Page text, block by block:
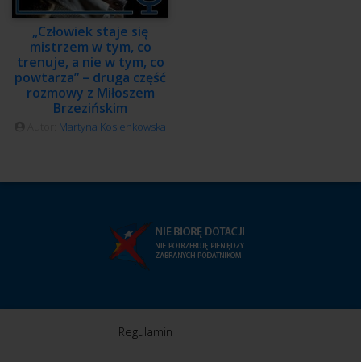
„Człowiek staje się
mistrzem w tym, co
trenuje, a nie w tym, co
powtarza” – druga część
rozmowy z Miłoszem
Brzezińskim
Martyna Kosienkowska
Regulamin